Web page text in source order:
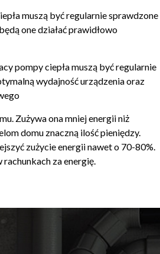
muszą być regularnie sprawdzone
one działać prawidłowo
pompy ciepła muszą być regularnie
wydajność urządzenia oraz
Zużywa ona mniej energii niż
domu znaczną ilość pieniędzy.
zużycie energii nawet o 70-80%.
za energię.